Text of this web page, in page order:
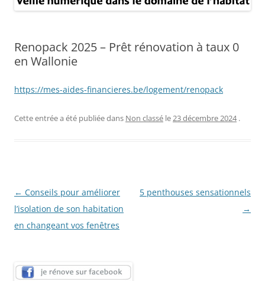
Renopack 2025 – Prêt rénovation à taux 0
en Wallonie
https://mes-aides-financieres.be/logement/renopack
Cette entrée a été publiée dans Non classé le23 décembre 2024 .
Navigation
des
articles
← Conseils pour améliorer
l’isolation de son habitation
en changeant vos fenêtres
5 penthouses sensationnels
→